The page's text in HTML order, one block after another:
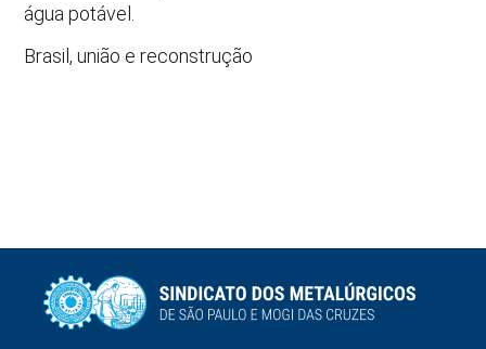
água potável.
Brasil, união e reconstrução